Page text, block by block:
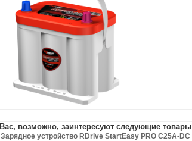
Вас, возможно, заинтересуют следующие товары
Зарядное устройство RDrive StartEasy PRO C25A-DC